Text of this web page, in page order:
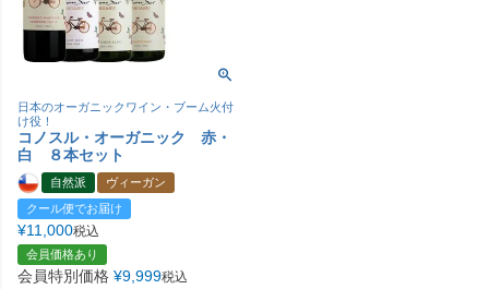
日本のオーガニックワイン・ブーム火付
け役！
コノスル・オーガニック 赤・
白 ８本セット
自然派
ヴィーガン
クール便でお届け
¥11,000税込
会員価格あり
会員特別価格 ¥9,999税込